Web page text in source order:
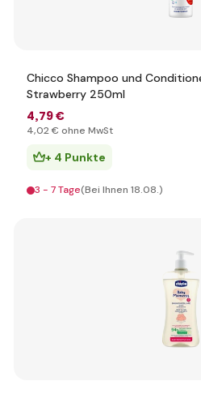
Chicco Shampoo und
Strawberry 250ml
4,79 €
4,02 € ohne MwSt
+ 4 Punkte
3 - 7 Tage(Bei Ihnen 18.08.)